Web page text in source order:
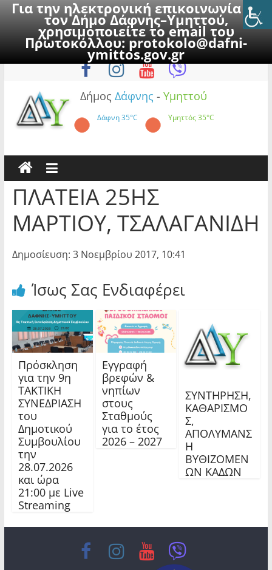
Για την ηλεκτρονική επικοινωνία με
τον Δήμο Δάφνης–Υμηττού,
χρησιμοποιείτε το email του
Πρωτοκόλλου:protokolo@dafni-
ymittos.gov.gr
to
Σάββατο, 8 Αυγούστου 2026
Δήμος Δάφνης - Υμηττού
Δάφνη35°C Υμηττός35°C
ΠΛΑΤΕΙΑ 25ΗΣ
ΜΑΡΤΙΟΥ, ΤΣΑΛΑΓΑΝΙΔΗ
Δημοσίευση: 3 Νοεμβρίου 2017, 10:41
Ίσως Σας Ενδιαφέρει
Πρόσκληση
για την 9η
ΤΑΚΤΙΚΗ
ΣΥΝΕΔΡΙΑΣΗ
του
Δημοτικού
Συμβουλίου
την
28.07.2026
και ώρα
21:00 με Live
Streaming
Εγγραφή
βρεφών &
νηπίων
στους
Σταθμούς
για το έτος
2026 – 2027
ΣΥΝΤΗΡΗΣΗ,
ΚΑΘΑΡΙΣΜΟ
Σ,
ΑΠΟΛΥΜΑΝΣ
Η
ΒΥΘΙΖΟΜΕΝ
ΩΝ ΚΑΔΩΝ